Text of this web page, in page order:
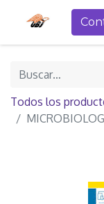
Todos los